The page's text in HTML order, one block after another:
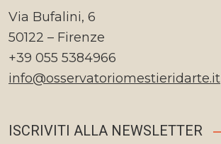
Via Bufalini, 6
50122 – Firenze
+39 055 5384966
info@osservatoriomestieridarte.it
ISCRIVITI ALLA NEWSLETTER